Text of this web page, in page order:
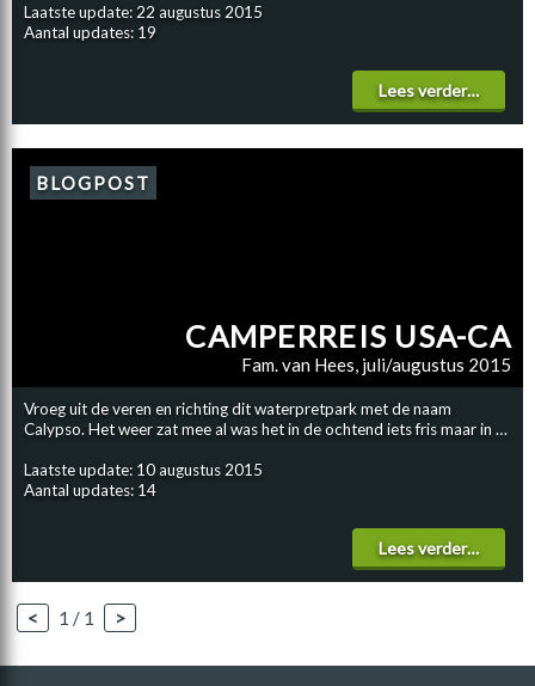
Laatste update: 22 augustus 2015
Aantal updates: 19
Lees verder…
Vroeg uit de veren en richting dit waterpretpark met de naam
Calypso. Het weer zat mee al was het in de ochtend iets fris maar in …
Laatste update: 10 augustus 2015
Aantal updates: 14
Lees verder…
BLOGPOST
CAMPERREIS USA-CA
Fam. van Hees, juli/augustus 2015
< 1 / 1 >